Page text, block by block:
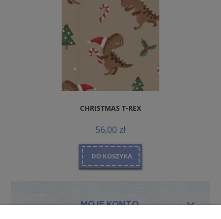
CHRISTMAS T-REX
56,00 zł
DO KOSZYKA
MOJE KONTO